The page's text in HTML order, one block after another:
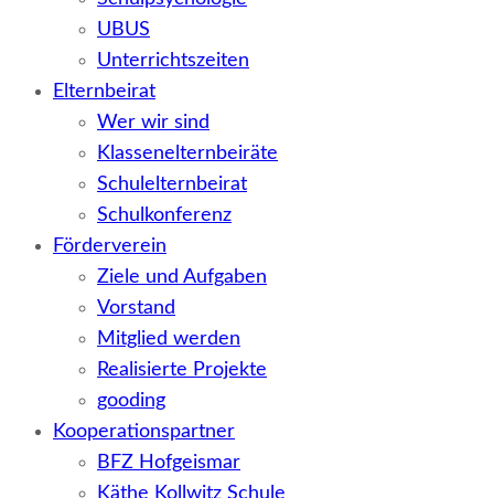
UBUS
Unterrichtszeiten
Elternbeirat
Wer wir sind
Klassenelternbeiräte
Schulelternbeirat
Schulkonferenz
Förderverein
Ziele und Aufgaben
Vorstand
Mitglied werden
Realisierte Projekte
gooding
Kooperationspartner
BFZ Hofgeismar
Käthe Kollwitz Schule